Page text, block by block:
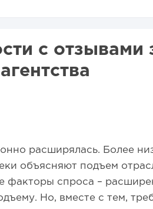
с отзывами
расширялась. Более
объясняют подъем
факторы спроса –
Но, вместе с тем,